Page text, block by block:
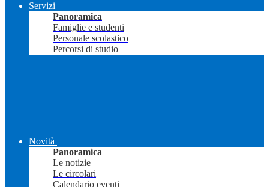
Servizi
Panoramica
Famiglie e studenti
Personale scolastico
Percorsi di studio
Novità
Panoramica
Le notizie
Le circolari
Calendario eventi